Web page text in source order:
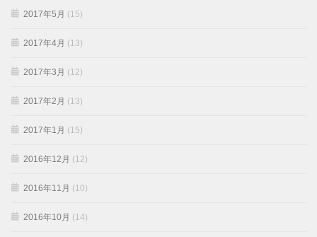
2017年5月 (15)
2017年4月 (13)
2017年3月 (12)
2017年2月 (13)
2017年1月 (15)
2016年12月 (12)
2016年11月 (10)
2016年10月 (14)